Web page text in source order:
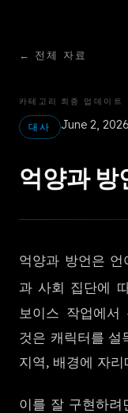
← 전체 자료
카테고리
대사
최종 업데이트
June 2, 2026
억양과 방
억양과 방언은
과 사회 집단에
보이스 작업에
것은 캐릭터를 설
지역, 배경에 자
이를 잘 구현하